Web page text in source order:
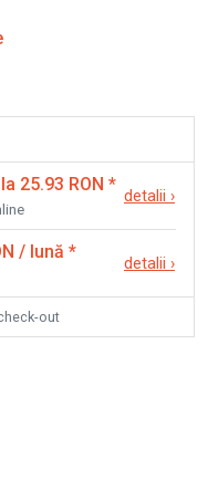
25.93 RON *
detalii ›
/ lună *
detalii ›
out